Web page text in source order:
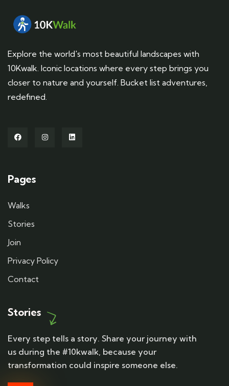
Explore the world's most beautiful landscapes with
10Kwalk. Iconic locations where every step brings you
closer to nature and yourself. Bucket list adventures,
redefined.
Pages
Walks
Stories
Join
Privacy Policy
Contact
Stories
Every step tells a story. Share your journey with
us during the #10kwalk, because your
transformation could inspire someone else.